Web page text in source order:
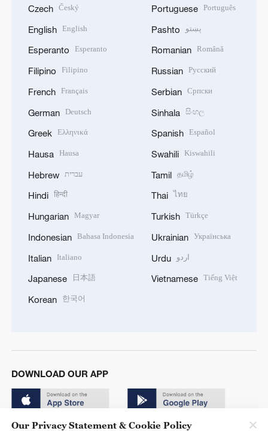
Czech Český
English English
Esperanto Esperanto
Filipino Filipino
French Français
German Deutsch
Greek Ελληνικά
Hausa Hausa
Hebrew עברית
Hindi हिन्दी
Hungarian Magyar
Indonesian Bahasa Indonesia
Italian Italiano
Japanese 日本語
Korean 한국어
Portuguese Português
Pashto پښتو
Romanian Română
Russian Русский
Serbian Српски
Sinhala සිංහල
Spanish Español
Swahili Kiswahili
Tamil தமிழ்
Thai ไทย
Turkish Türkçe
Ukrainian Українська
Urdu اردو
Vietnamese Tiếng Việt
DOWNLOAD OUR APP
Our Privacy Statement & Cookie Policy